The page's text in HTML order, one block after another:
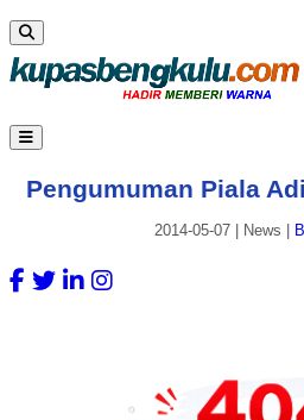
Pengumuman Piala
2014-05-07| News